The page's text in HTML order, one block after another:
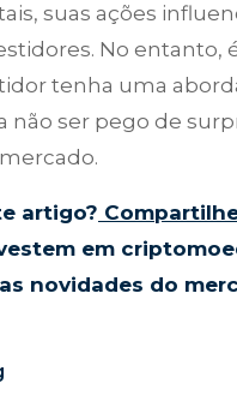
suas ações
No entanto,
tenha uma
não ser pego de
artigo?
em
novidades do